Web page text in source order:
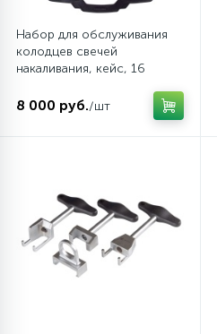
Набор для обслуживания
колодцев свечей
накаливания, кейс, 16
AF10312016C
8 000 руб./шт